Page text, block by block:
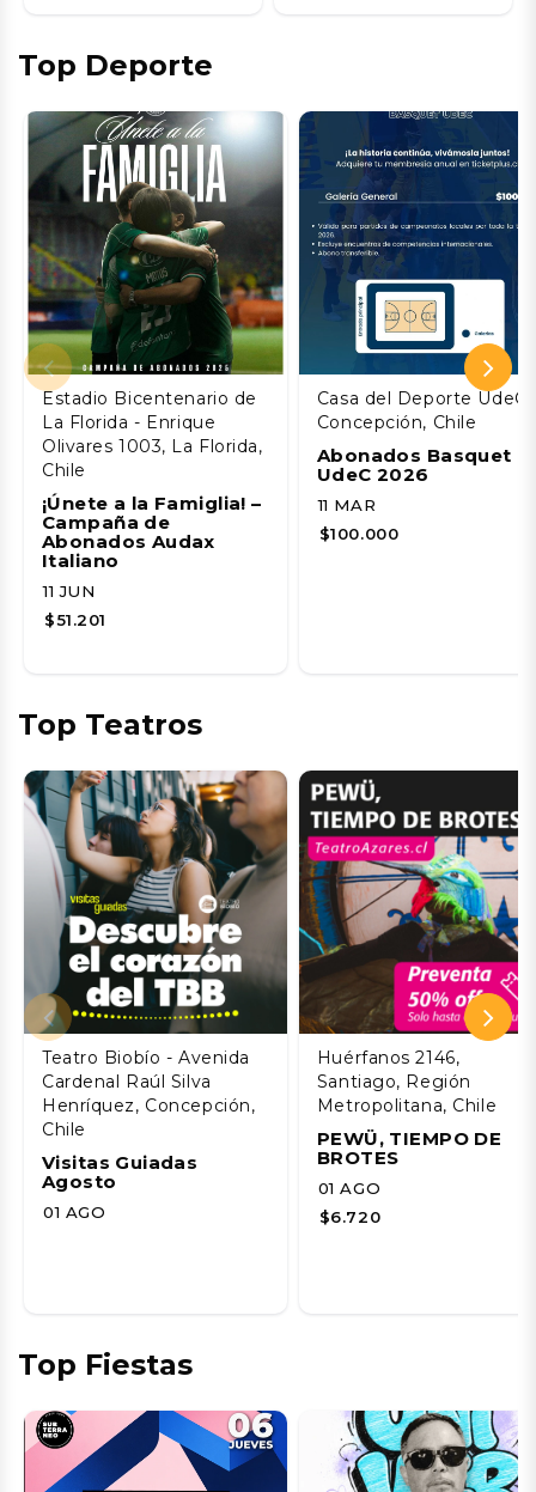
Top Deporte
Estadio Bicentenario de
La Florida - Enrique
Olivares 1003, La Florida,
Chile
¡Únete a la Famiglia! –
Campaña de
Abonados Audax
Italiano
11 JUN
$51.201
Casa del Deporte UdeC,
Concepción, Chile
Abonados Basquet
UdeC 2026
11 MAR
$100.000
Top Teatros
Teatro Biobío - Avenida
Cardenal Raúl Silva
Henríquez, Concepción,
Chile
Visitas Guiadas
Agosto
01 AGO
Huérfanos 2146,
Santiago, Región
Metropolitana, Chile
PEWÜ, TIEMPO DE
BROTES
01 AGO
$6.720
Top Fiestas